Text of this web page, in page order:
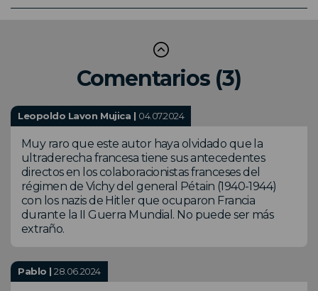
Comentarios (3)
Leopoldo Lavon Mujica | 04.07.2024
Muy raro que este autor haya olvidado que la
ultraderecha francesa tiene sus antecedentes
directos en los colaboracionistas franceses del
régimen de Vichy del general Pétain (1940-1944)
con los nazis de Hitler que ocuparon Francia
durante la II Guerra Mundial. No puede ser más
extraño.
Pablo |28.06.2024